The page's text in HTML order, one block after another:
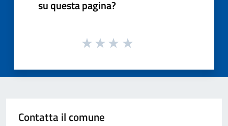
su questa pagina?
Contatta il comune